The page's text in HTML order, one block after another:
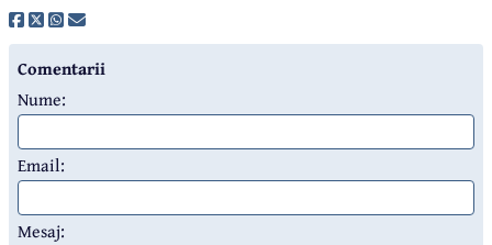
Comentarii
Nume:
Email:
Mesaj: